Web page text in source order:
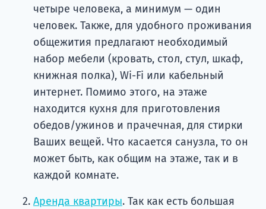
четыре человека, а минимум — один
человек. Также, для удобного проживания
общежития предлагают необходимый
набор мебели (кровать, стол, стул, шкаф,
книжная полка), Wi-Fi или кабельный
интернет. Помимо этого, на этаже
находится кухня для приготовления
обедов/ужинов и прачечная, для стирки
Ваших вещей. Что касается санузла, то он
может быть, как общим на этаже, так и в
каждой комнате.
Аренда квартиры. Так как есть большая